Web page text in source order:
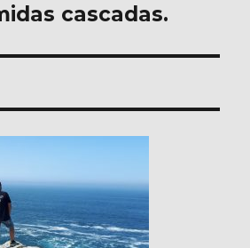
cascadas.